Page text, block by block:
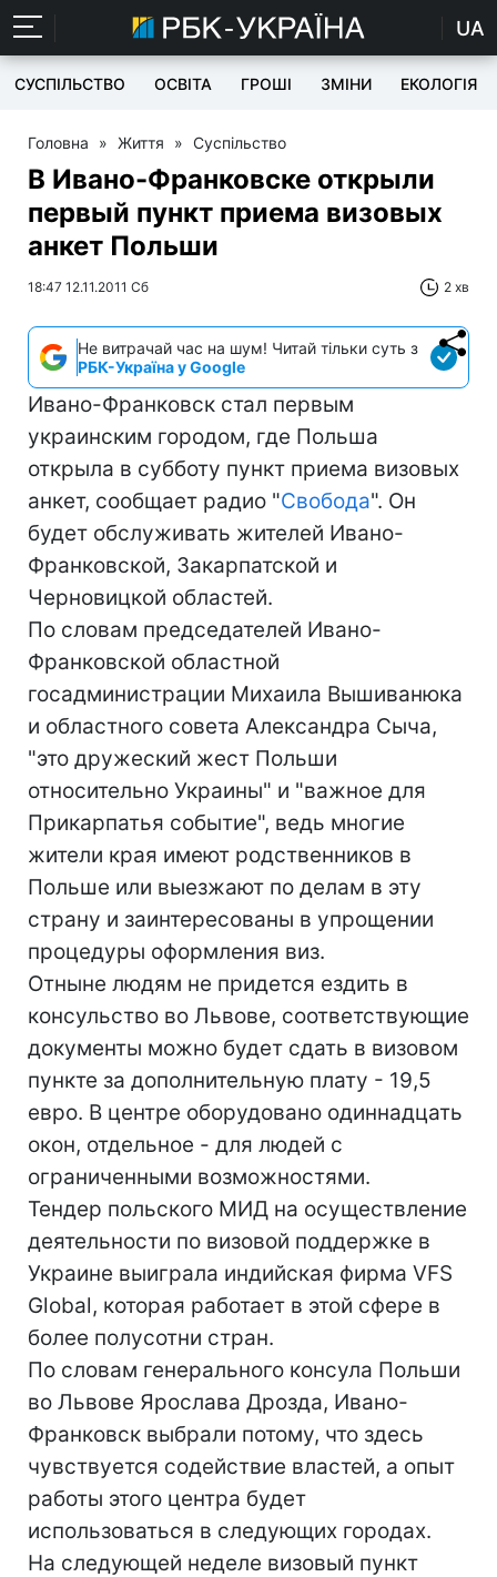
UA
СУСПІЛЬСТВО ОСВІТА ГРОШІ ЗМІНИ ЕКОЛОГІЯ
Головна » Життя » Суспільство
В Ивано-Франковске открыли
первый пункт приема визовых
анкет Польши
18:47 12.11.2011 Сб 2 хв
Не витрачай час на шум! Читай тільки суть з
РБК-Україна у Google
Ивано-Франковск стал первым
украинским городом, где Польша
открыла в субботу пункт приема визовых
анкет, сообщает радио "Свобода". Он
будет обслуживать жителей Ивано-
Франковской, Закарпатской и
Черновицкой областей.
По словам председателей Ивано-
Франковской областной
госадминистрации Михаила Вышиванюка
и областного совета Александра Сыча,
"это дружеский жест Польши
относительно Украины" и "важное для
Прикарпатья событие", ведь многие
жители края имеют родственников в
Польше или выезжают по делам в эту
страну и заинтересованы в упрощении
процедуры оформления виз.
Отныне людям не придется ездить в
консульство во Львове, соответствующие
документы можно будет сдать в визовом
пункте за дополнительную плату - 19,5
евро. В центре оборудовано одиннадцать
окон, отдельное - для людей с
ограниченными возможностями.
Тендер польского МИД на осуществление
деятельности по визовой поддержке в
Украине выиграла индийская фирма VFS
Global, которая работает в этой сфере в
более полусотни стран.
По словам генерального консула Польши
во Львове Ярослава Дрозда, Ивано-
Франковск выбрали потому, что здесь
чувствуется содействие властей, а опыт
работы этого центра будет
использоваться в следующих городах.
На следующей неделе визовый пункт